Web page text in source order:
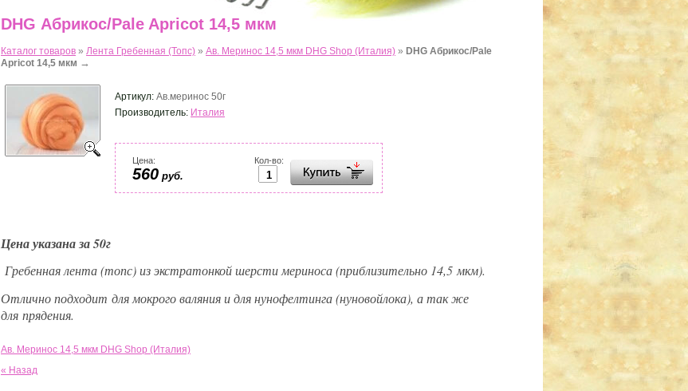
DHG Абрикос/Pale Apricot 14,5 мкм
Каталог товаров » Лента Гребенная (Топс) » Ав. Меринос 14,5 мкм DHG Shop (Италия) » DHG Абрикос/Pale
Apricot 14,5 мкм →
Артикул: Ав.меринос 50г
Производитель: Италия
Кол-во:
Цена:
560 руб.
Цена указана за 50г
Гребенная лента (топс) из экстратонкой шерсти мериноса (приблизительно 14,5 мкм).
Отлично подходит для мокрого валяния и для нунофелтинга (нуновойлока), а так же
для прядения.
Ав. Меринос 14,5 мкм DHG Shop (Италия)
« Назад